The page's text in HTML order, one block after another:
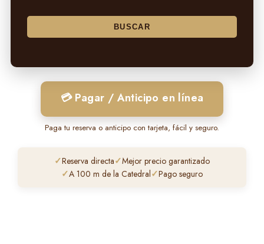
💳 Pagar / Anticipo en línea
Paga tu reserva o anticipo con tarjeta, fácil y seguro.
Reserva directa
Mejor precio garantizado
A 100 m de la Catedral
Pago seguro